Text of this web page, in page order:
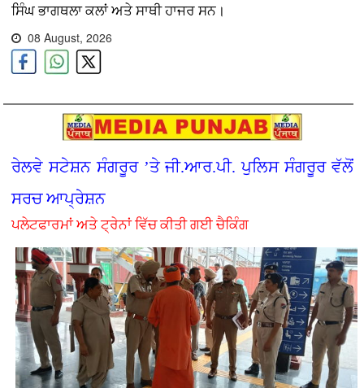
ਸਿੰਘ ਭਾਗਥਲਾ ਕਲਾਂ ਅਤੇ ਸਾਥੀ ਹਾਜਰ ਸਨ।
08 August, 2026
ਰੇਲਵੇ ਸਟੇਸ਼ਨ ਸੰਗਰੂਰ ’ਤੇ ਜੀ.ਆਰ.ਪੀ. ਪੁਲਿਸ ਸੰਗਰੂਰ ਵੱਲੋਂ
ਸਰਚ ਆਪ੍ਰੇਸ਼ਨ
ਪਲੇਟਫਾਰਮਾਂ ਅਤੇ ਟ੍ਰੇਨਾਂ ਵਿੱਚ ਕੀਤੀ ਗਈ ਚੈਕਿੰਗ